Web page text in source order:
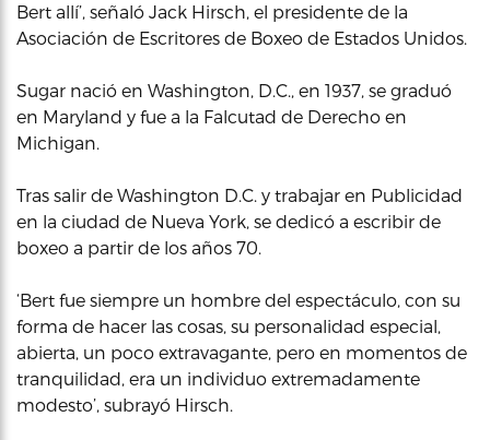
Bert allí’, señaló Jack Hirsch, el presidente de la
Asociación de Escritores de Boxeo de Estados Unidos.
Sugar nació en Washington, D.C., en 1937, se graduó
en Maryland y fue a la Falcutad de Derecho en
Michigan.
Tras salir de Washington D.C. y trabajar en Publicidad
en la ciudad de Nueva York, se dedicó a escribir de
boxeo a partir de los años 70.
‘Bert fue siempre un hombre del espectáculo, con su
forma de hacer las cosas, su personalidad especial,
abierta, un poco extravagante, pero en momentos de
tranquilidad, era un individuo extremadamente
modesto’, subrayó Hirsch.